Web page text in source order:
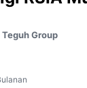
Group